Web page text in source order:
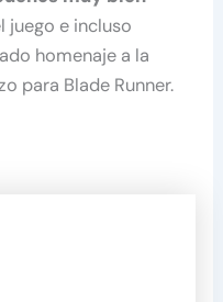
juego e incluso
homenaje a la
para Blade Runner.